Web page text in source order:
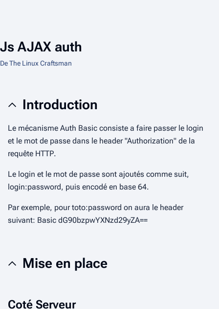
Js AJAX auth
De The Linux Craftsman
Introduction
Le mécanisme Auth Basic consiste a faire passer le login
et le mot de passe dans le header "Authorization" de la
requête HTTP.
Le login et le mot de passe sont ajoutés comme suit,
login:password, puis encodé en base 64.
Par exemple, pourtoto:password on aura le header
suivant: Basic dG90bzpwYXNzd29yZA==
Mise en place
Coté Serveur